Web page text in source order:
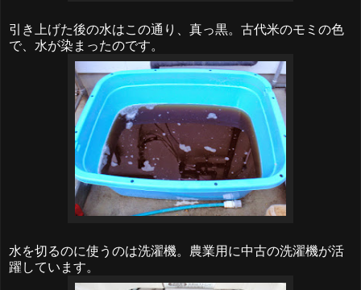
引き上げた後の水はこの通り、真っ黒。古代米のモミの色
で、水が染まったのです。
水を切るのに使うのは洗濯機。農業用に中古の洗濯機が活
躍しています。